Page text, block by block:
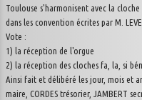
Toulouse s'harmonisent avec la
dans les convention écrites par M.
Vote :
1) la réception de l'orgue
2) la réception des cloches fa, la, si
Ainsi fait et délibéré les jour, mois et an
maire, CORDES trésorier, JAMBERT